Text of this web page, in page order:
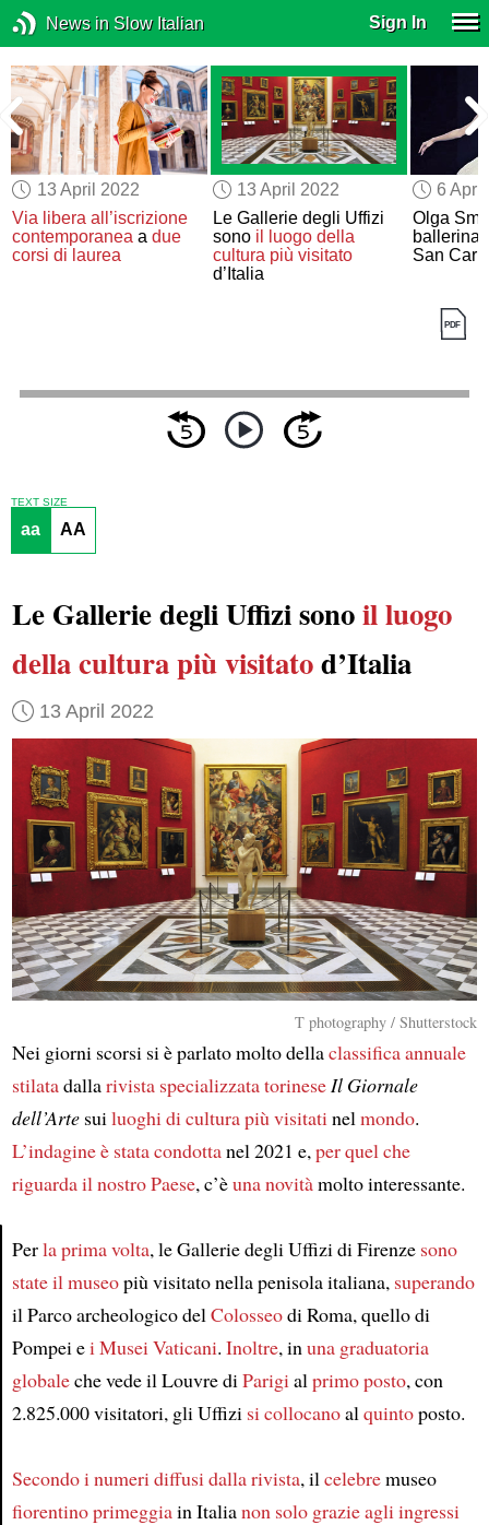
News in Slow Italian Sign In
13 April 2022
Via libera all’iscrizione
contemporanea adue
corsi di laurea
13 April 2022
Le Gallerie degli Uffizi
sono il luogo della
cultura più visitato
d’Italia
6
Olga
ballerina
San
Article
TEXT SIZE
aa AA
Le Gallerie degli Uffizi sonoil luogo
della culturapiù visitatod’Italia
13 April 2022
T photography / Shutterstock
Nei giorni scorsi si è parlato molto dellaclassifica annuale
stilatadallarivista specializzatatorineseIl Giornale
dell’Artesuiluoghi di culturapiù visitatinelmondo.
L’indagineè stata condottanel 2021 e,per quel che
riguarda il nostro Paese, c’èuna novitàmolto interessante.
Perla prima volta, le Gallerie degli Uffizi di Firenze sono
stateil museopiù visitato nella penisola italiana, superando
il Parco archeologico delColosseodi Roma, quello di
Pompei ei Musei Vaticani. Inoltre, inuna graduatoria
globaleche vede il Louvre diParigialprimo posto, con
2.825.000 visitatori, gli Uffizi si collocanoalquintoposto.
Secondoi numeridiffusi dalla rivista, ilcelebremuseo
fiorentinoprimeggiain Italianon solo grazie agli ingressi